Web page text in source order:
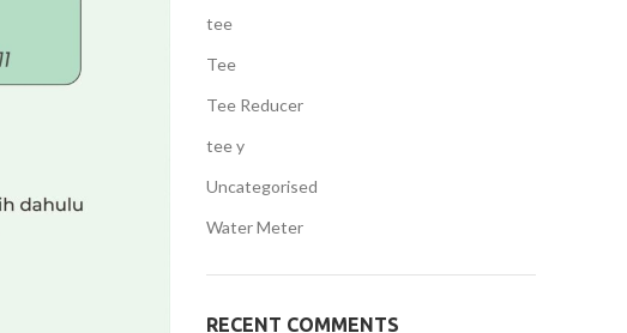
tee
Tee
Tee Reducer
tee y
Uncategorised
Water Meter
RECENT COMMENTS